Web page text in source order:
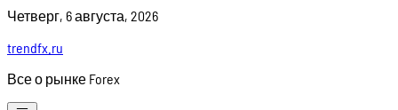
Skip
content
Четверг, 6 августа, 2026
trendfx.ru
Все о рынке Forex